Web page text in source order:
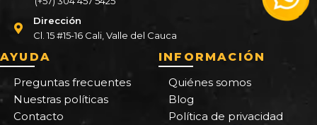
Dirección
Cl. 15 #15-16 Cali, Valle del Cauca
AYUDA
Preguntas frecuentes
Nuestras políticas
Contacto
INFORMACIÓN
Quiénes somos
Blog
Política de privacidad